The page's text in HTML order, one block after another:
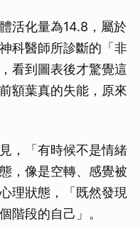
活化量為14.8，屬於
科醫師所診斷的「非
看到圖表後才驚覺這
額葉真的失能，原來
，「有時候不是情緒
，像是空轉、感覺被
理狀態，「既然發現
階段的自己」。